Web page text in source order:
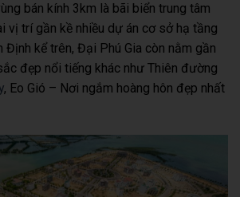
bán kính 3km là bãi biển trung tâm
vị trí gần kề nhiều dự án cơ sở hạ tầng
Định kể trên, Đại Phú Gia còn nằm gần
đẹp nổi tiếng khác như Thiên đường
, Eo Gió – Nơi ngắm hoàng hôn đẹp nhất